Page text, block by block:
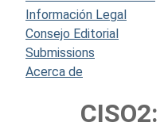
Información Legal
Consejo Editorial
Submissions
Acerca de